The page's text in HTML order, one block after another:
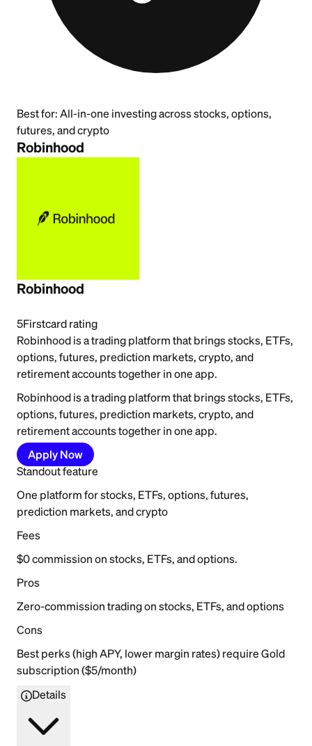
Best for: All-in-one investing across stocks, options,
futures, and crypto
Robinhood
Robinhood
5Firstcard rating
Robinhood is a trading platform that brings stocks, ETFs,
options, futures, prediction markets, crypto, and
retirement accounts together in one app.
Robinhood is a trading platform that brings stocks, ETFs,
options, futures, prediction markets, crypto, and
retirement accounts together in one app.
Apply Now
Standout feature
One platform for stocks, ETFs, options, futures,
prediction markets, and crypto
Fees
$0 commission on stocks, ETFs, and options.
Pros
Zero-commission trading on stocks, ETFs, and options
Cons
Best perks (high APY, lower margin rates) require Gold
subscription ($5/month)
Details